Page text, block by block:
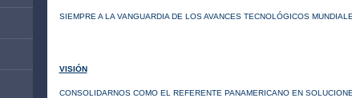
SIEMPRE A LA VANGUARDIA DE LOS AVANCES TECNOLÓGICOS
VISIÓN
CONSOLIDARNOS COMO EL REFERENTE PANAMERICANO EN